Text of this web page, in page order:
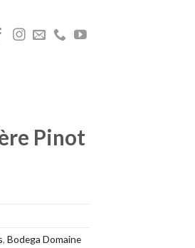
Pinot
,Bodega Domaine